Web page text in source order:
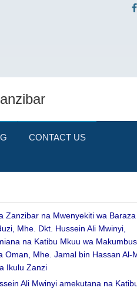
CONTACT US
Zanzibar na Mwenyekiti wa Baraza
Mhe. Dkt. Hussein Ali Mwinyi,
na Katibu Mkuu wa
Oman, Mhe. Jamal bin Hassan Al-
Ikulu Zanzi
Ali Mwinyi amekutana na